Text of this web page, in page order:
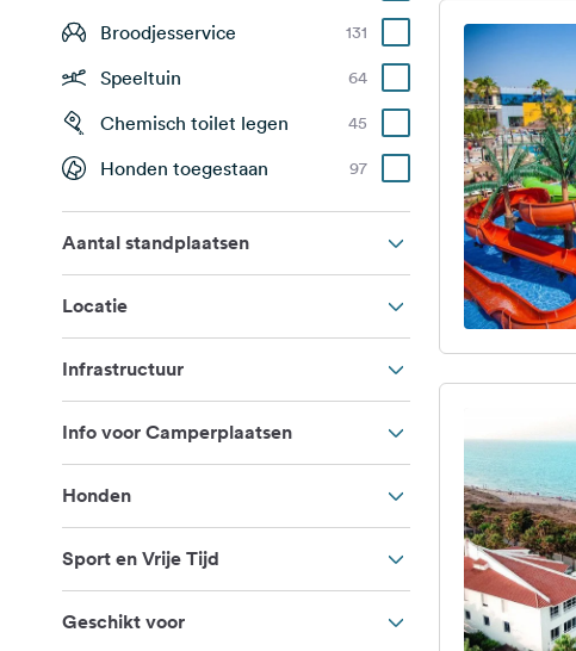
Broodjesservice 131
Speeltuin 64
Chemisch toilet legen 45
Honden toegestaan 97
Aantal standplaatsen
Locatie
Infrastructuur
Info voor Camperplaatsen
Honden
Sport en Vrije Tijd
Geschikt voor